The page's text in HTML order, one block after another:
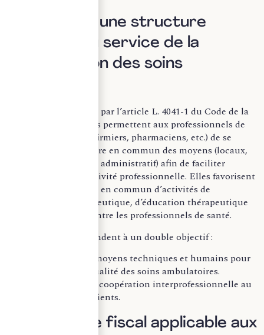
I. Les SISA : une structure
juridique au service de la
coordination des soins
Les SISA sont régies par l’article L. 4041-1 du Code de la
santé publique. Elles permettent aux professionnels de
santé (médecins, infirmiers, pharmaciens, etc.) de se
regrouper pour mettre en commun des moyens (locaux,
matériels, personnel administratif) afin de faciliter
l’exercice de leur activité professionnelle. Elles favorisent
également l’exercice en commun d’activités de
coordination thérapeutique, d’éducation thérapeutique
ou de coopération entre les professionnels de santé.
Ainsi, les SISA répondent à un double objectif :
Optimiser les moyens techniques et humains pour
améliorer la qualité des soins ambulatoires.
Promouvoir la coopération interprofessionnelle au
service des patients.
II. Le régime fiscal applicable aux